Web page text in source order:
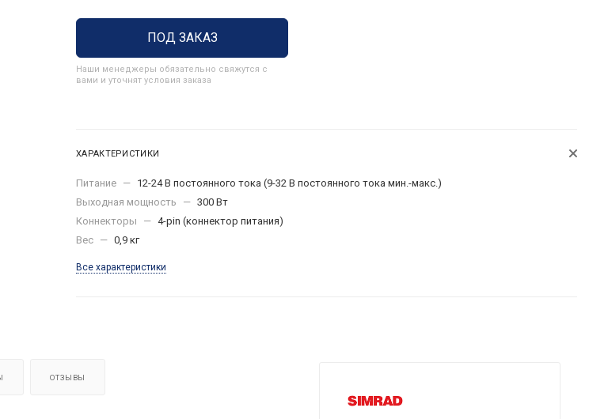
ПОД ЗАКАЗ
Наши менеджеры обязательно свяжутся с
вами и уточнят условия заказа
ХАРАКТЕРИСТИКИ
Питание — 12-24 В постоянного тока (9-32 В постоянного тока мин.-макс.)
Выходная мощность
— 300 Вт
Коннекторы
— 4-pin (коннектор питания)
Вес — 0,9 кг
Все характеристики
ОТЗЫВЫ